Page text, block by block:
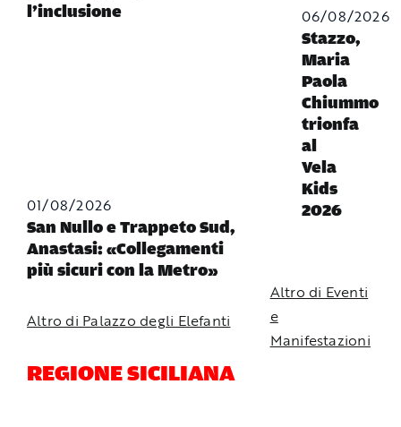
l’inclusione
01/08/2026
San Nullo e Trappeto Sud,
Anastasi: «Collegamenti
più sicuri con la Metro»
Altro di Palazzo degli Elefanti
REGIONE SICILIANA
06/08/2026
Stazzo,
Maria
Paola
Chiummo
trionfa
al
Vela
Kids
2026
Altro di Eventi
e
Manifestazioni